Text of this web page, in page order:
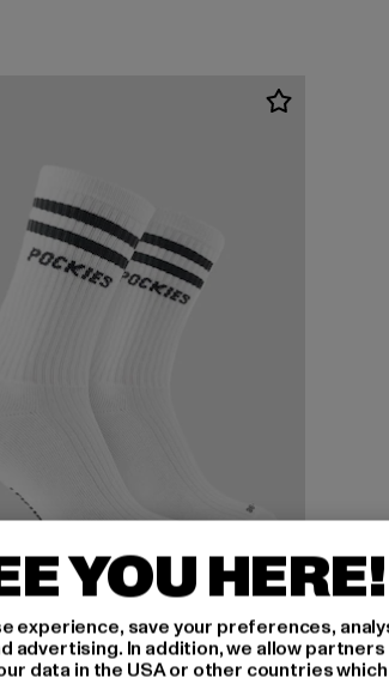
YOU HERE!
experience, save your preferences,
In addition, we allow
data in the USA or other countries